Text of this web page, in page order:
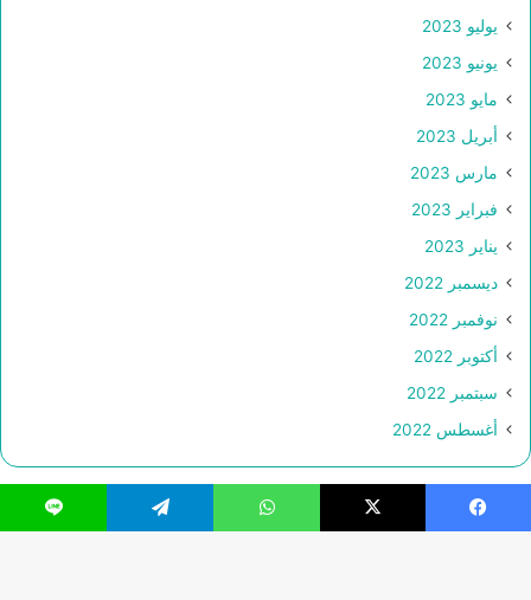
يوليو 2023
يونيو 2023
مايو 2023
أبريل 2023
مارس 2023
فبراير 2023
يناير 2023
ديسمبر 2022
نوفمبر 2022
أكتوبر 2022
سبتمبر 2022
أغسطس 2022
فيسبوك ‫X واتساب تيلقرام لاين